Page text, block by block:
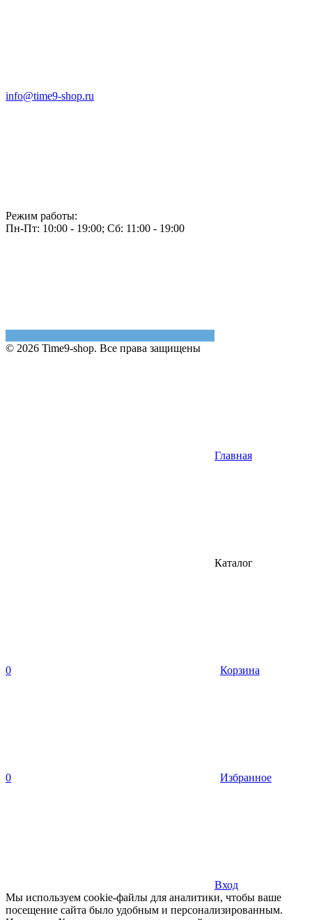
info@time9-shop.ru
Режим работы:
Пн-Пт: 10:00 - 19:00; Сб: 11:00 - 19:00
© 2026 Time9-shop. Все права защищены
Главная
Каталог
0 Корзина
0 Избранное
Вход
Мы используем cookie-файлы для аналитики, чтобы ваше
посещение сайта было удобным и персонализированным.